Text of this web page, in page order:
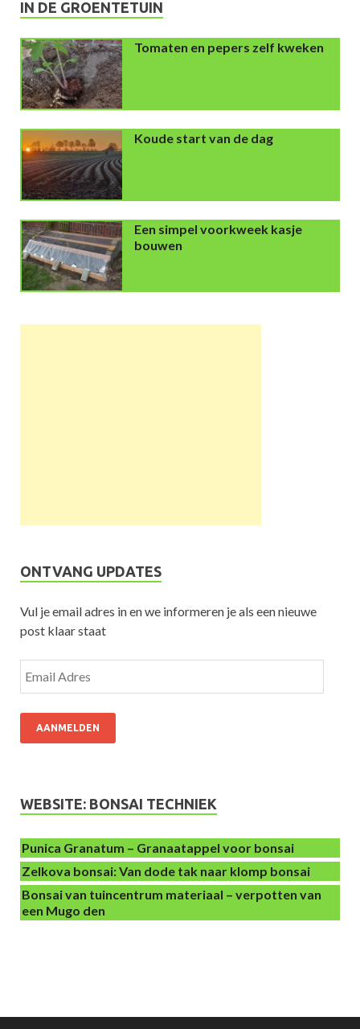
IN DE GROENTETUIN
Tomaten en pepers zelf kweken
Koude start van de dag
Een simpel voorkweek kasje
bouwen
ONTVANG UPDATES
Vul je email adres in en we informeren je als een nieuwe
post klaar staat
AANMELDEN
WEBSITE: BONSAI TECHNIEK
Punica Granatum – Granaatappel voor bonsai
Zelkova bonsai: Van dode tak naar klomp bonsai
Bonsai van tuincentrum materiaal – verpotten van
een Mugo den